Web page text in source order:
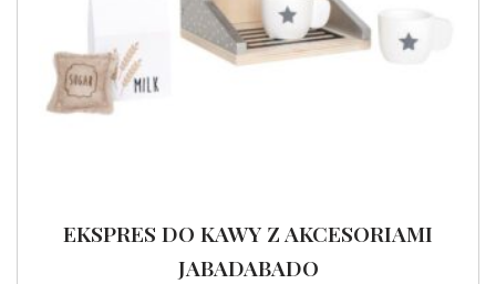
EKSPRES DO KAWY Z AKCESORIAMI
JABADABADO